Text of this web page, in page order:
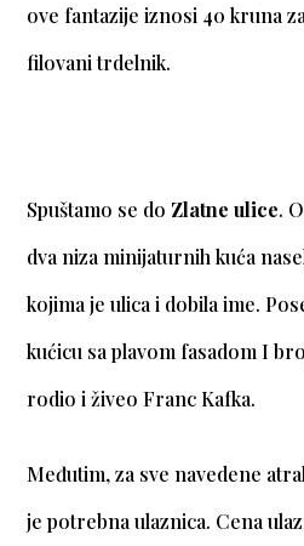
ove fantazije iznosi 40 kruna
filovani trdelnik.
Spuštamo se do Zlatne ulice.
dva niza minijaturnih kuća
kojima je ulica i dobila ime.
kućicu sa plavom fasadom I
rodio i živeo Franc Kafka.
Međutim, za sve navedene
je potrebna ulaznica. Cena